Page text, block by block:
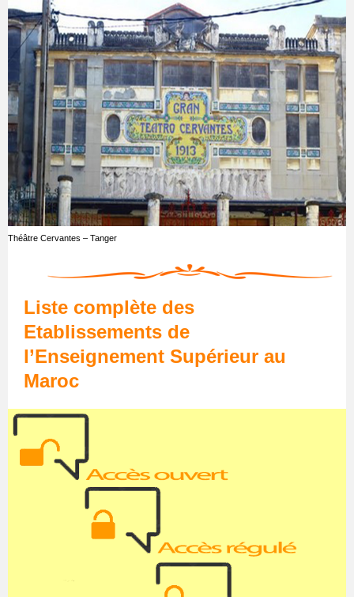
Théâtre Cervantes – Tanger
Liste complète des
Etablissements de
l’Enseignement Supérieur au
Maroc